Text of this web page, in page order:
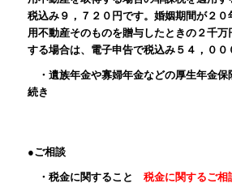
税込み９，７２０円です。婚姻期間が２
用不動産そのものを贈与したときの２千
する場合は、電子申告で税込み５４，００
・遺族年金や寡婦年金などの厚生年金保
続き
●ご相談
・税金に関すること税金に関するご相